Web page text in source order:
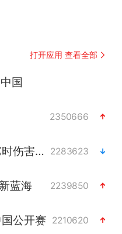
打开应用 查看全部
国
2350666
河南刑案嫌犯被抓 逃窜时伤害多人 2283623
蓝海 2239850
公开赛 2210620